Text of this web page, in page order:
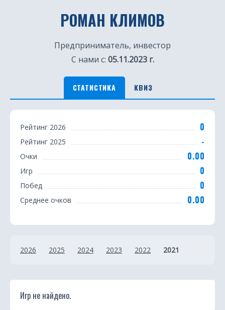
РОМАН КЛИМОВ
Предприниматель, инвестор
С нами с: 05.11.2023 г.
СТАТИСТИКА КВИЗ
С
т
а
Рейтинг 2026 0
Рейтинг 2025 -
Очки 0.00
Игр 0
Побед 0
Среднее очков 0.00
2026 2025 2024 2023 2022 2021
Игр не найдено.